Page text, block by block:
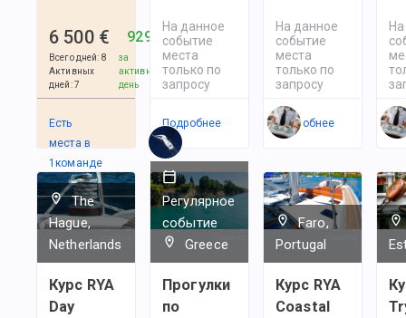
6 500 €
Всего дней: 8
Активных
дней:7
929 €
за
активный
день
Есть
места в
1командe
На данное
событие
места
только по
запросу
Подробнее
На данное
событие
места
только по
запросу
Подробнее
The
Hague,
Netherlands
Курс RYA
Day
Регулярное
событие
Greece
Прогулки
по
Faro,
Portugal
Курс RYA
Coastal